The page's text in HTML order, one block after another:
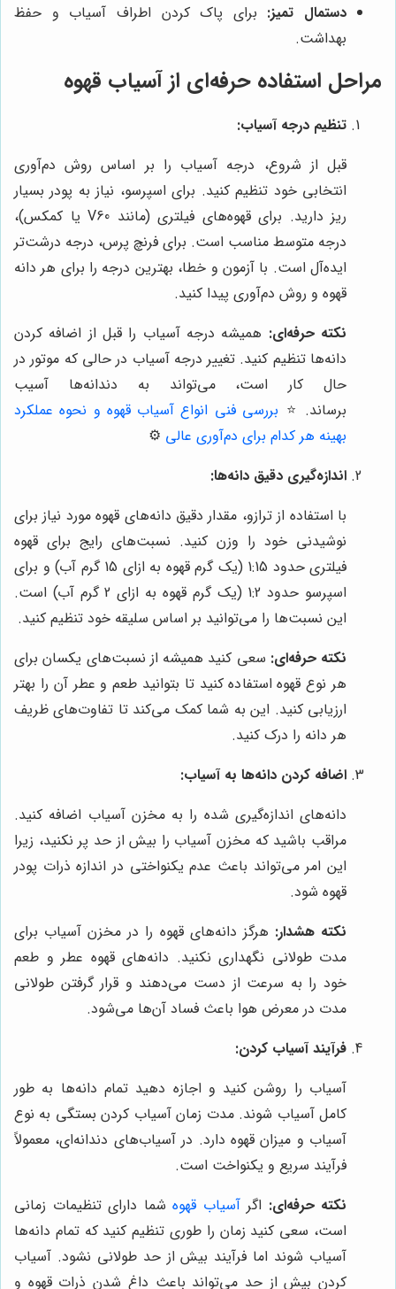
دستمال تمیز: برای پاک کردن اطراف آسیاب و حفظ
بهداشت.
مراحل استفاده حرفه‌ای از آسیاب قهوه
تنظیم درجه آسیاب:
قبل از شروع، درجه آسیاب را بر اساس روش دم‌آوری
انتخابی خود تنظیم کنید. برای اسپرسو، نیاز به پودر بسیار
ریز دارید. برای قهوه‌های فیلتری (مانند V60 یا کمکس)،
درجه متوسط مناسب است. برای فرنچ پرس، درجه درشت‌تر
ایده‌آل است. با آزمون و خطا، بهترین درجه را برای هر دانه
قهوه و روش دم‌آوری پیدا کنید.
نکته حرفه‌ای: همیشه درجه آسیاب را قبل از اضافه کردن
دانه‌ها تنظیم کنید. تغییر درجه آسیاب در حالی که موتور در
حال کار است، می‌تواند به دندانه‌ها آسیب
برساند. ⭐️ بررسی فنی انواع آسیاب قهوه و نحوه عملکرد
بهینه هر کدام برای دم‌آوری عالی ⚙️
اندازه‌گیری دقیق دانه‌ها:
با استفاده از ترازو، مقدار دقیق دانه‌های قهوه مورد نیاز برای
نوشیدنی خود را وزن کنید. نسبت‌های رایج برای قهوه
فیلتری حدود 1:15 (یک گرم قهوه به ازای 15 گرم آب) و برای
اسپرسو حدود 1:2 (یک گرم قهوه به ازای 2 گرم آب) است.
این نسبت‌ها را می‌توانید بر اساس سلیقه خود تنظیم کنید.
نکته حرفه‌ای: سعی کنید همیشه از نسبت‌های یکسان برای
هر نوع قهوه استفاده کنید تا بتوانید طعم و عطر آن را بهتر
ارزیابی کنید. این به شما کمک می‌کند تا تفاوت‌های ظریف
هر دانه را درک کنید.
اضافه کردن دانه‌ها به آسیاب:
دانه‌های اندازه‌گیری شده را به مخزن آسیاب اضافه کنید.
مراقب باشید که مخزن آسیاب را بیش از حد پر نکنید، زیرا
این امر می‌تواند باعث عدم یکنواختی در اندازه ذرات پودر
قهوه شود.
نکته هشدار: هرگز دانه‌های قهوه را در مخزن آسیاب برای
مدت طولانی نگهداری نکنید. دانه‌های قهوه عطر و طعم
خود را به سرعت از دست می‌دهند و قرار گرفتن طولانی
مدت در معرض هوا باعث فساد آن‌ها می‌شود.
فرآیند آسیاب کردن:
آسیاب را روشن کنید و اجازه دهید تمام دانه‌ها به طور
کامل آسیاب شوند. مدت زمان آسیاب کردن بستگی به نوع
آسیاب و میزان قهوه دارد. در آسیاب‌های دندانه‌ای، معمولاً
فرآیند سریع و یکنواخت است.
نکته حرفه‌ای: اگرآسیاب قهوه شما دارای تنظیمات زمانی
است، سعی کنید زمان را طوری تنظیم کنید که تمام دانه‌ها
آسیاب شوند اما فرآیند بیش از حد طولانی نشود. آسیاب
کردن بیش از حد می‌تواند باعث داغ شدن ذرات قهوه و